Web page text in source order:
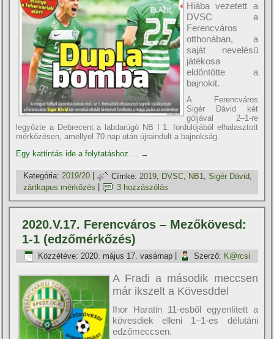
Hiába vezetett a
DVSC a
Ferencváros
otthonában, a
saját nevelésű
játékosa
eldöntötte a
bajnokit.
A Ferencváros
Sigér Dávid két
góljával 2–1-re
legyőzte a Debrecent a labdarúgó NB I 1. fordulójából elhalasztott
mérkőzésen, amellyel 70 nap után újraindult a bajnokság.
Egy kattintás ide a folytatáshoz.... →
Kategória: 2019/20 | Címke: 2019 DVSC NB1 ,Sigér Dávid
zártkapus mérkőzés
3 hozzászólás
2020.V.17. Ferencváros – Mezőkövesd:
1-1 (edzőmérkőzés)
Közzétéve: 2020. május 17. vasárnap Szerző: K@rcsi
A Fradi a második meccsen
már ikszelt a Kövesddel
Ihor Haratin 11-esből egyenlí­tett a
kövesdiek elleni 1–1-es délutáni
edzőmeccsen.